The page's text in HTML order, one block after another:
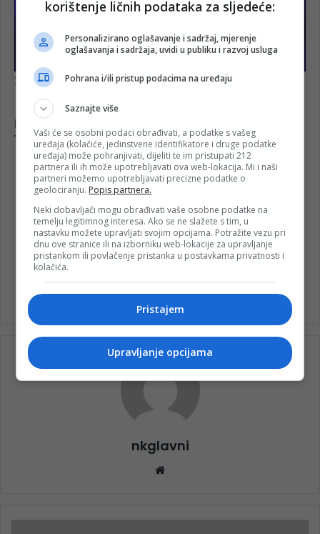
nkglavni
korištenje ličnih podataka za sljedeće:
Personalizirano oglašavanje i sadržaj, mjerenje
oglašavanja i sadržaja, uvidi u publiku i razvoj usluga
Pohrana i/ili pristup podacima na uređaju
Saznajte više
Vaši će se osobni podaci obrađivati, a podatke s vašeg
uređaja (kolačiće, jedinstvene identifikatore i druge podatke
uređaja) može pohranjivati, dijeliti te im pristupati 212
partnera ili ih može upotrebljavati ova web-lokacija. Mi i naši
partneri možemo upotrebljavati precizne podatke o
geolociranju. Popis partnera.
Neki dobavljači mogu obrađivati vaše osobne podatke na
temelju legitimnog interesa. Ako se ne slažete s tim, u
nastavku možete upravljati svojim opcijama. Potražite vezu pri
dnu ove stranice ili na izborniku web-lokacije za upravljanje
pristankom ili povlačenje pristanka u postavkama privatnosti i
kolačića.
Pristajem
Upravljanje opcijama